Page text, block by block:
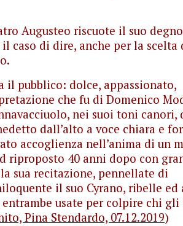
Augusteo riscuote il suo degno
caso di dire, anche per la scelta
il pubblico: dolce, appassionato,
che fu di Domenico
nei suoi toni canori,
dall’alto a voce chiara e
accoglienza nell’anima di un
riproposto 40 anni dopo con
sua recitazione, pennellate di
il suo Cyrano, ribelle ed
usate per colpire chi gli
Pina Stendardo, 07.12.2019)